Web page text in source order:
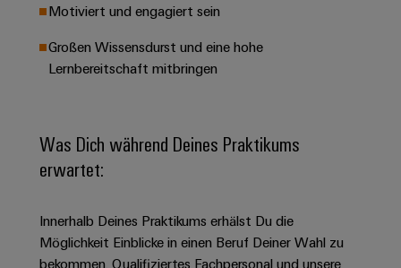
&
Sicherer
Betrieb
für
die
Prozessindustrie
Mehr
Ressourceneffizienz
durch
Automation
Industrial
IoT
Security
Industrial
Platform
easyConnect
Systeme
Industrial
Panels
Engineering-
Visualisierungstools
PSIRT
eShop
OCI-
EDI-
Solution
finden
-
Systemintegratoren
Messen
&
Stellenbörse
Chancen in der
Entwicklung
Motiviert und engagiert sein
Großen Wissensdurst und eine hohe
Lernbereitschaft mitbringen
Was Dich während Deines Praktikums
erwartet:
Innerhalb Deines Praktikums erhälst Du die
Möglichkeit Einblicke in einen Beruf Deiner Wahl zu
bekommen. Qualifiziertes Fachpersonal und unsere